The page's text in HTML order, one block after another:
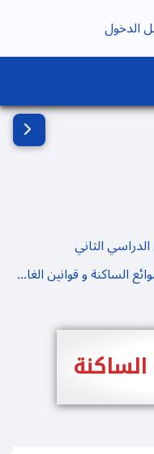
الدخول
الثاني
الفصل الدراسي الثاني : خواص الموائع الساكنة و قوانين الغازات
فتح